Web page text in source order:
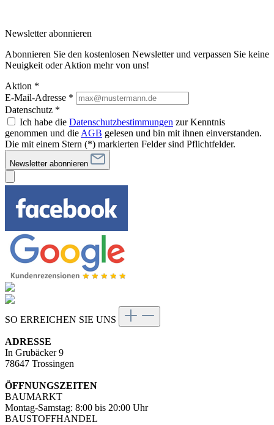
Newsletter abonnieren
Abonnieren Sie den kostenlosen Newsletter und verpassen Sie keine
Neuigkeit oder Aktion mehr von uns!
Aktion *
E-Mail-Adresse *
Datenschutz *
Ich habe die Datenschutzbestimmungen zur Kenntnis
genommen und die AGB gelesen und bin mit ihnen einverstanden.
Die mit einem Stern (*) markierten Felder sind Pflichtfelder.
Newsletter abonnieren
SO ERREICHEN SIE UNS
ADRESSE
In Grubäcker 9
78647 Trossingen
ÖFFNUNGSZEITEN
BAUMARKT
Montag-Samstag: 8:00 bis 20:00 Uhr
BAUSTOFFHANDEL